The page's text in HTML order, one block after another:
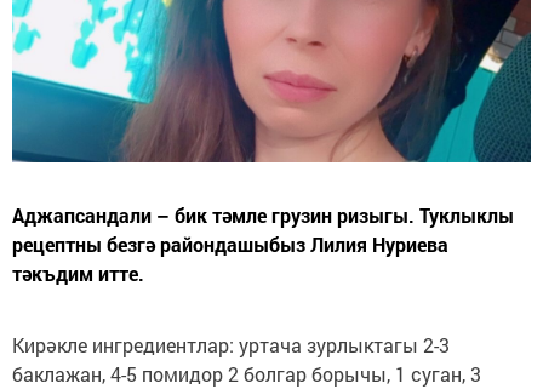
Аджапсандали – бик тәмле грузин ризыгы. Туклыклы
рецептны безгә райондашыбыз Лилия Нуриева
тәкъдим итте.
Кирәкле ингредиентлар: уртача зурлыктагы 2-3
баклажан, 4-5 помидор 2 болгар борычы, 1 суган, 3